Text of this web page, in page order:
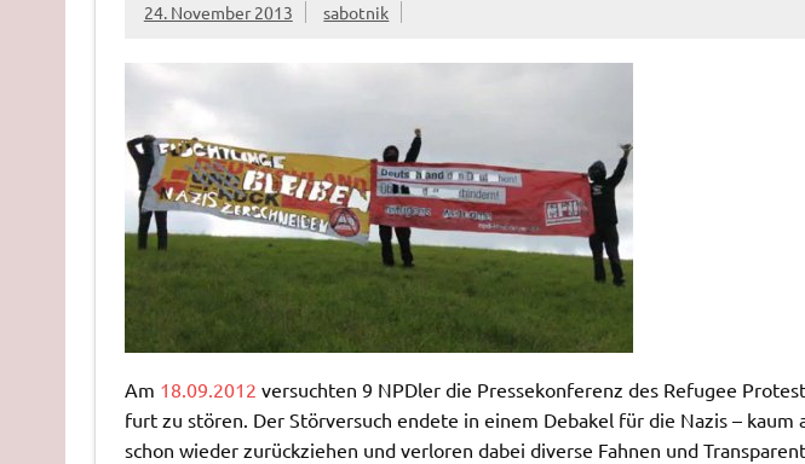
24. November 2013 sabotnik
Am 18.​09.​2012 ver­such­ten 9 NPD­ler die Pres­se­kon­fe­renz des Re­fu­gee
furt zu stö­ren. Der Störversuch endete in einem Debakel für die Nazis – kaum
schon wieder zurückziehen und verloren dabei diverse Fahnen und